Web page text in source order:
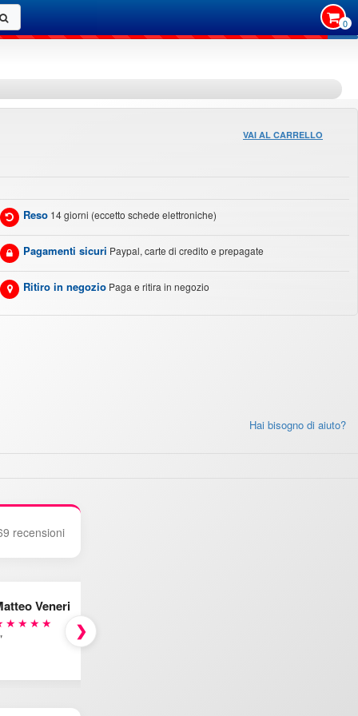
0
VAI AL CARRELLO
Reso 14 giorni (eccetto schede elettroniche)
Pagamenti sicuri Paypal, carte di credito e prepagate
Ritiro in negozio Paga e ritira in negozio
Hai bisogno di aiuto?
recensioni
Veneri
❯